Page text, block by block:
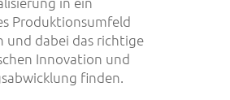
Produktionsumfeld
und dabei das richtige
Innovation und
finden.